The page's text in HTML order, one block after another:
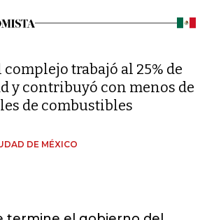
complejo trabajó al 25% de
y contribuyó con menos de
de combustibles
DE MÉXICO